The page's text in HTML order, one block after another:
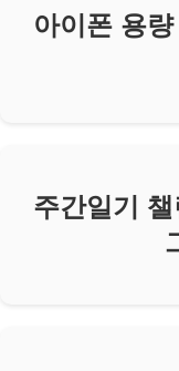
아이폰 용
주간일기